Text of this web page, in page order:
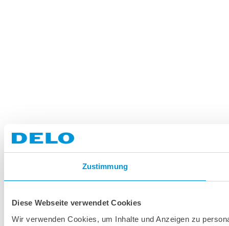
Zustimmung
Diese Webseite verwendet Cookies
Wir verwenden Cookies, um Inhalte und Anzeigen zu